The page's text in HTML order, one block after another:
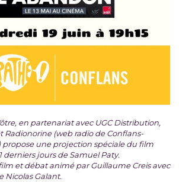
en partenariat avec UGC Distribution,
Radionorine (web radio de Conflans-
propose une projection spéciale du film
derniers jours de Samuel Paty.
et débat animé par Guillaume Creis avec
Nicolas Galant.